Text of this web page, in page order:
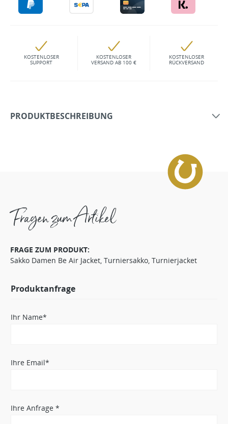
KOSTENLOSER
SUPPORT
KOSTENLOSER
VERSAND AB 100 €
KOSTENLOSER
RÜCKVERSAND
PRODUKTBESCHREIBUNG
Fragen zum Artikel
FRAGE ZUM PRODUKT:
Sakko Damen Be Air Jacket, Turniersakko, Turnierjacket
Produktanfrage
Ihr Name*
Ihre Email*
Ihre Anfrage *